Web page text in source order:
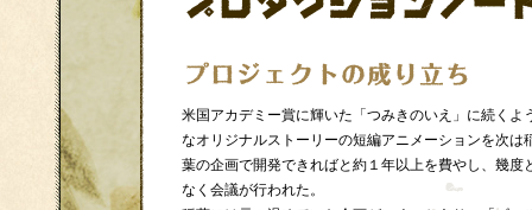
米国アカデミー賞に輝いた「つみきのいえ」に続くよ
なオリジナルストーリーの短編アニメーションを次は
葉の企画で開発できればと約１年以上を費やし、幾度
なく会議が行われた。